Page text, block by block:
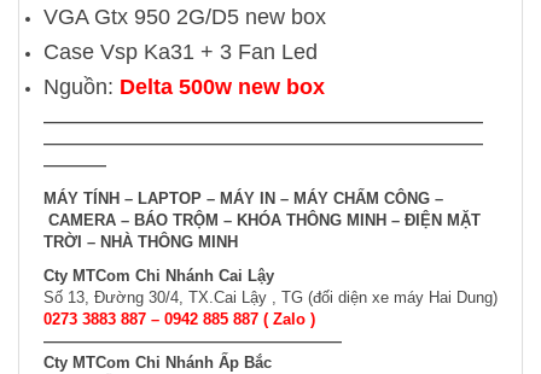
VGA Gtx 950 2G/D5 new box
Case Vsp Ka31 + 3 Fan Led
Nguồn: Delta 500w new box
————————————————————————————
————————————————————————————
————
MÁY TÍNH – LAPTOP – MÁY IN – MÁY CHẤM CÔNG –
CAMERA – BÁO TRỘM – KHÓA THÔNG MINH – ĐIỆN MẶT
TRỜI – NHÀ THÔNG MINH
Cty MTCom Chi Nhánh Cai Lậy
Số 13, Đường 30/4, TX.Cai Lậy , TG (đối diện xe máy Hai Dung)
0273 3883 887 – 0942 885 887 ( Zalo )
———————————————————
Cty MTCom Chi Nhánh Ấp Bắc